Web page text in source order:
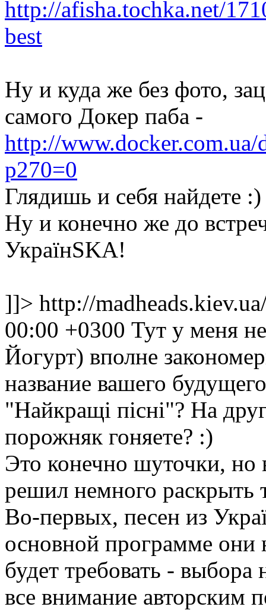
http://afisha.tochka.net/
best
Ну и куда же без фото,
самого Докер паба -
http://www.docker.com.ua/
p270=0
Глядишь и себя найдете :)
Ну и конечно же до
УкраїнSKA!
]]> http://
00:00 +0300 Тут у меня
Йогурт) вполне
название вашего
"Найкращі пісні"? На
порожняк гоняете? :)
Это конечно шуточки, но
решил немного раскрыть
Во-первых, песен из
основной программе они
будет требовать -
все внимание авторским